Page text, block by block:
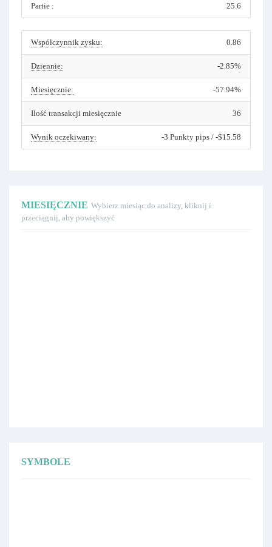
Partie : 25.6
Współczynnik zysku: 0.86
Dziennie: -2.85%
Miesięcznie: -57.94%
Ilość transakcji miesięcznie 36
Wynik oczekiwany: -3 Punkty pips / -$15.58
MIESIĘCZNIE Wybierz miesiąc do analizy, kliknij i
przeciągnij, aby powiększyć
SYMBOLE